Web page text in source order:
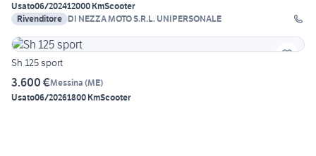
Usato06/202412000 KmScooter
Rivenditore DI NEZZA MOTO S.R.L. UNIPERSONALE
Sh 125 sport
3.600 €Messina (ME)
Usato06/20261800 KmScooter